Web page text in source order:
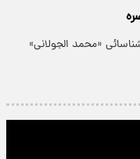
«محمد الجولانی»